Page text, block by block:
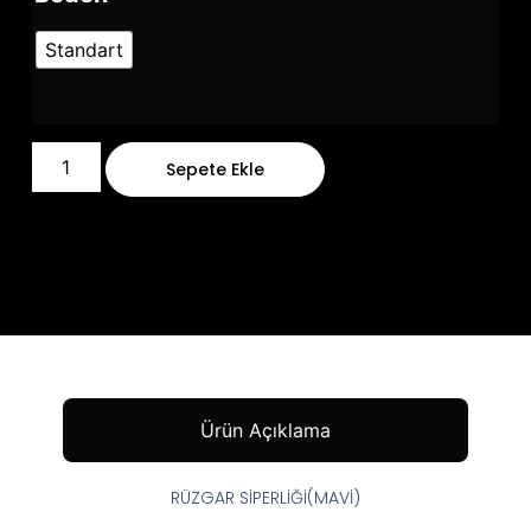
Standart
Sepete Ekle
Ürün Açıklama
RÜZGAR SİPERLİĞİ(MAVİ)